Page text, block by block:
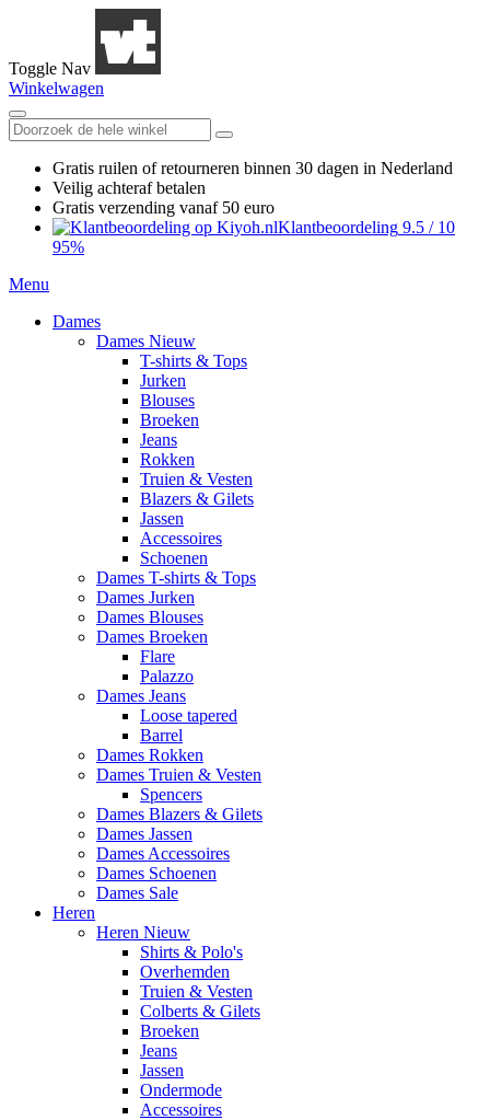
Toggle Nav
Winkelwagen
Gratis ruilen of retourneren binnen 30 dagen in Nederland
Veilig achteraf betalen
Gratis verzending vanaf 50 euro
Klantbeoordeling 9.5 / 10
95%
Menu
Dames
Dames Nieuw
T-shirts & Tops
Jurken
Blouses
Broeken
Jeans
Rokken
Truien & Vesten
Blazers & Gilets
Jassen
Accessoires
Schoenen
Dames T-shirts & Tops
Dames Jurken
Dames Blouses
Dames Broeken
Flare
Palazzo
Dames Jeans
Loose tapered
Barrel
Dames Rokken
Dames Truien & Vesten
Spencers
Dames Blazers & Gilets
Dames Jassen
Dames Accessoires
Dames Schoenen
Dames Sale
Heren
Heren Nieuw
Shirts & Polo's
Overhemden
Truien & Vesten
Colberts & Gilets
Broeken
Jeans
Jassen
Ondermode
Accessoires